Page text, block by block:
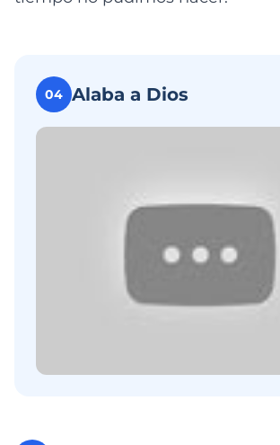
04 Alaba a Dios